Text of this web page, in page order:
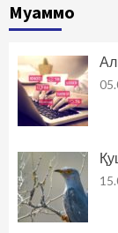
Муаммо